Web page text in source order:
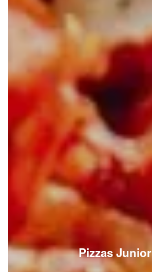
Pizzas Junior